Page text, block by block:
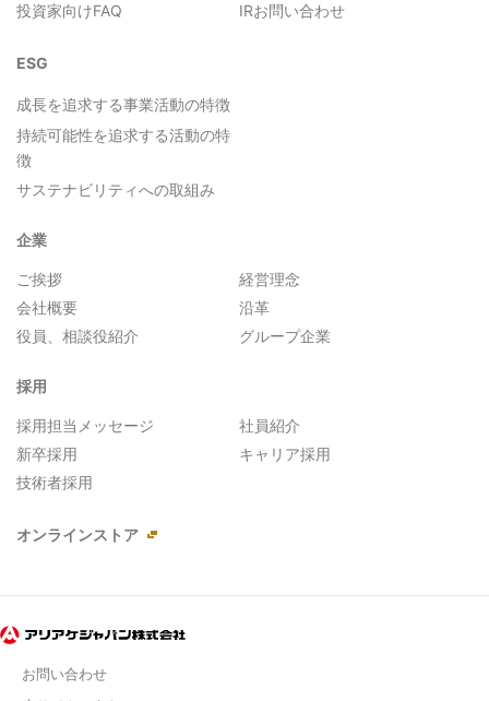
投資家向けFAQ
IRお問い合わせ
ESG
成長を追求する事業活動の特徴
持続可能性を追求する活動の特
徴
サステナビリティへの取組み
企業
ご挨拶
経営理念
会社概要
沿革
役員、相談役紹介
グループ企業
採用
採用担当メッセージ
社員紹介
新卒採用
キャリア採用
技術者採用
オンラインストア
お問い合わせ